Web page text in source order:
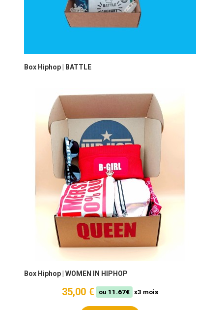
Box Hiphop | BATTLE
Box Hiphop | WOMEN IN HIPHOP
35,00 € ou 11.67€ x3 mois